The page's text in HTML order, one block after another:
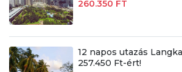
260.350 FT
12 napos utazás
257.450 Ft-ért!